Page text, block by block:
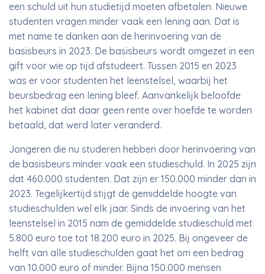
een schuld uit hun studietijd moeten afbetalen. Nieuwe
studenten vragen minder vaak een lening aan. Dat is
met name te danken aan de herinvoering van de
basisbeurs in 2023. De basisbeurs wordt omgezet in een
gift voor wie op tijd afstudeert. Tussen 2015 en 2023
was er voor studenten het leenstelsel, waarbij het
beursbedrag een lening bleef. Aanvankelijk beloofde
het kabinet dat daar geen rente over hoefde te worden
betaald, dat werd later veranderd.
Jongeren die nu studeren hebben door herinvoering van
de basisbeurs minder vaak een studieschuld. In 2025 zijn
dat 460.000 studenten. Dat zijn er 150.000 minder dan in
2023. Tegelijkertijd stijgt de gemiddelde hoogte van
studieschulden wel elk jaar. Sinds de invoering van het
leenstelsel in 2015 nam de gemiddelde studieschuld met
5.800 euro toe tot 18.200 euro in 2025. Bij ongeveer de
helft van alle studieschulden gaat het om een bedrag
van 10.000 euro of minder. Bijna 150.000 mensen